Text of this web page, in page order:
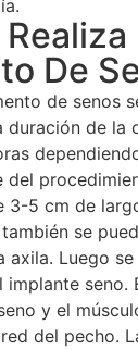
De
de senos
duración de la
del
3-5 cm de
se
axila. Luego
seno.
y el
del pecho.